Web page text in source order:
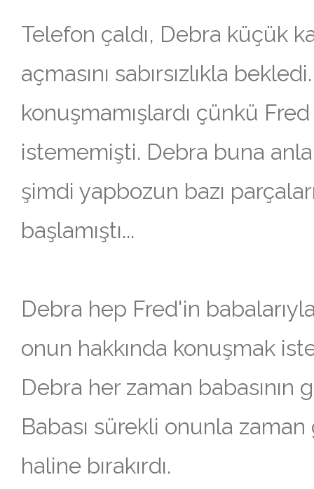
Telefon çaldı, Debra küçük
açmasını sabırsızlıkla
konuşmamışlardı çünkü
istememişti. Debra buna
şimdi yapbozun bazı
başlamıştı...
Debra hep Fred'in
onun hakkında konuşmak
Debra her zaman babasının
Babası sürekli onunla
haline bırakırdı.